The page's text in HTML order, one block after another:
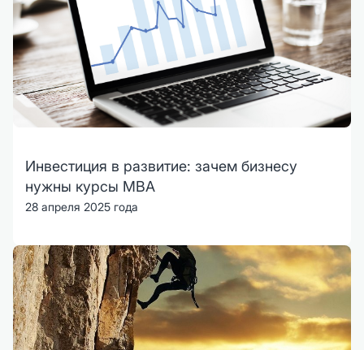
Инвестиция в развитие: зачем бизнесу
нужны курсы MBA
28 апреля 2025 года